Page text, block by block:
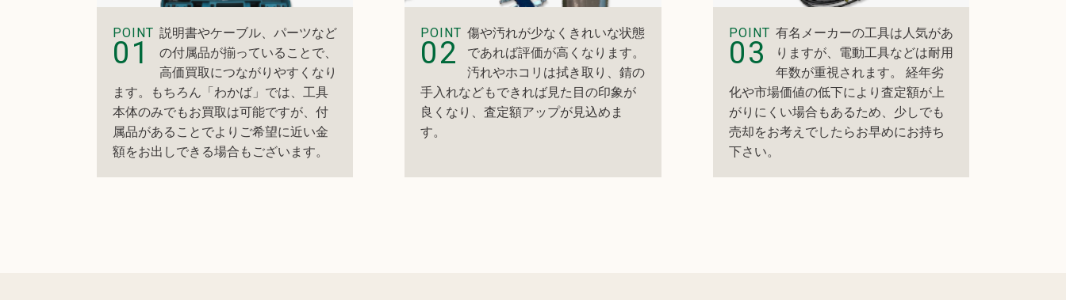
POINT
01
説明書やケーブル、パーツなど
の付属品が揃っていることで、
高価買取につながりやすくなり
ます。もちろん「わかば」では、工具
本体のみでもお買取は可能ですが、付
属品があることでよりご希望に近い金
額をお出しできる場合もございます。
POINT
02
傷や汚れが少なくきれいな状態
であれば評価が高くなります。
汚れやホコリは拭き取り、錆の
手入れなどもできれば見た目の印象が
良くなり、査定額アップが見込めま
す。
POINT
03
有名メーカーの工具は人気があ
りますが、電動工具などは耐用
年数が重視されます。 経年劣
化や市場価値の低下により査定額が上
がりにくい場合もあるため、少しでも
売却をお考えでしたらお早めにお持ち
下さい。